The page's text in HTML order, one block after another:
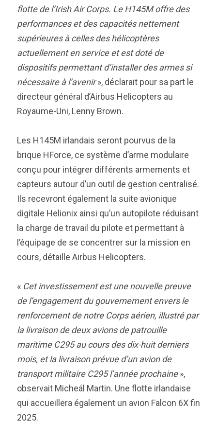
flotte de l’Irish Air Corps. Le H145M offre des
performances et des capacités nettement
supérieures à celles des hélicoptères
actuellement en service et est doté de
dispositifs permettant d’installer des armes si
nécessaire à l’avenir», déclarait pour sa part le
directeur général d’Airbus Helicopters au
Royaume-Uni, Lenny Brown.
Les H145M irlandais seront pourvus de la
brique HForce, ce système d’arme modulaire
conçu pour intégrer différents armements et
capteurs autour d’un outil de gestion centralisé.
Ils recevront également la suite avionique
digitale Helionix ainsi qu’un autopilote réduisant
la charge de travail du pilote et permettant à
l’équipage de se concentrer sur la mission en
cours, détaille Airbus Helicopters.
« Cet investissement est une nouvelle preuve
de l’engagement du gouvernement envers le
renforcement de notre Corps aérien, illustré par
la livraison de deux avions de patrouille
maritime C295 au cours des dix-huit derniers
mois, et la livraison prévue d’un avion de
transport militaire C295 l’année prochaine»,
observait Micheál Martin. Une flotte irlandaise
qui accueillera également un avion Falcon 6X fin
2025.